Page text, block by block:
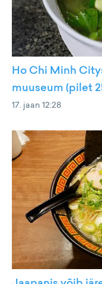
Ho Chi Minh
muuseum (pilet
17. jaan 12:28